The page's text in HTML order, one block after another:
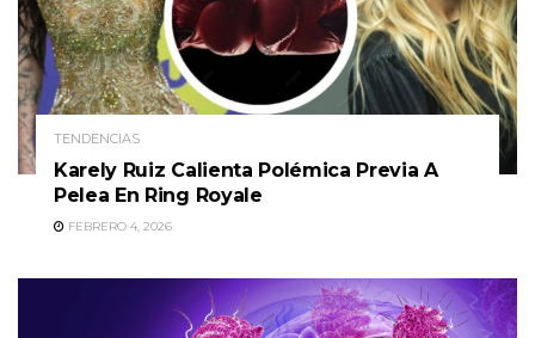
TENDENCIAS
Karely Ruiz Calienta Polémica Previa A
Pelea En Ring Royale
FEBRERO 4, 2026